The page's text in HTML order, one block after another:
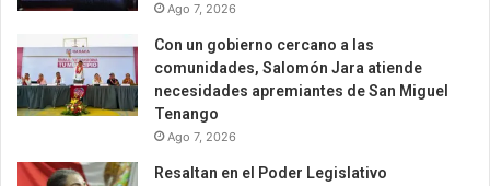
Ago 7, 2026
Con un gobierno cercano a las
comunidades, Salomón Jara atiende
necesidades apremiantes de San Miguel
Tenango
Ago 7, 2026
Resaltan en el Poder Legislativo